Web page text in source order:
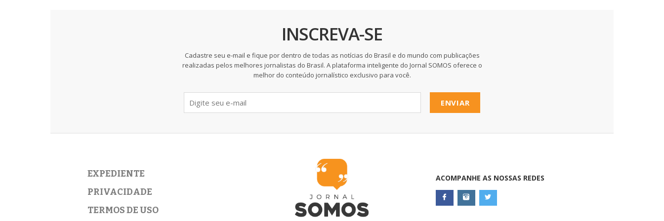
INSCREVA-SE
Cadastre seu e-mail e fique por dentro de todas as notícias do Brasil e do mundo com publicações
realizadas pelos melhores jornalistas do Brasil. A plataforma inteligente do Jornal SOMOS oferece o
melhor do conteúdo jornalístico exclusivo para você.
ENVIAR
EXPEDIENTE
PRIVACIDADE
TERMOS DE USO
ACOMPANHE AS NOSSAS REDES